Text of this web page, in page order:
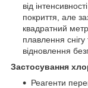
від
покриття, але
квадратний
плавлення
відновлення
Застосування
Реагенти